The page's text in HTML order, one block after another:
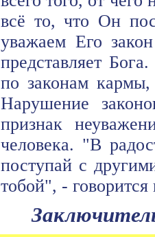
всё то, что Он
уважаем Его
представляет
по законам
Нарушение
признак
человека. "В
поступай с
тобой", -